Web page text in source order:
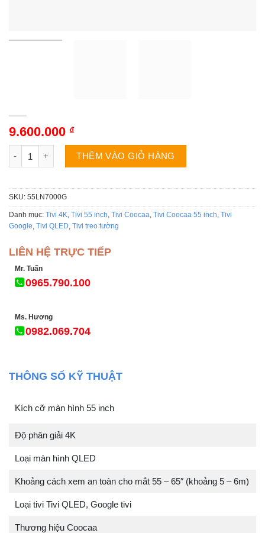
9.600.000 ₫
Tivi Coocaa 55LN7000G | 55 inch 4K QLED Google số lượng
THÊM VÀO GIỎ HÀNG
SKU: 55LN7000G
Danh mục: Tivi 4K Tivi 55 inch Tivi Coocaa Tivi Coocaa 55 inch Tivi
Google Tivi QLED Tivi treo tường
LIÊN HỆ TRỰC TIẾP
Mr. Tuấn
0965.790.100
Ms. Hương
0982.069.704
THÔNG SỐ KỸ THUẬT
Kích cỡ màn hình 55 inch
Độ phân giải 4K
Loại màn hình QLED
Khoảng cách xem an toàn cho mắt 55 – 65″ (khoảng 5 – 6m)
Loại tivi Tivi QLED, Google tivi
Thương hiệu Coocaa